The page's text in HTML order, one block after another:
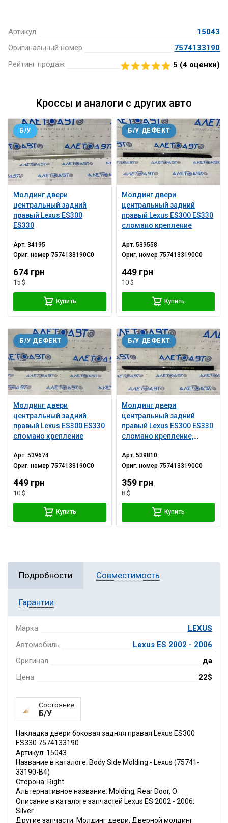
Артикул
15043
Оригинальный номер
7574133190
Рейтинг продаж
5 (4 оценки)
Кроссы и аналоги с других авто
Молдинг двери
центральный задний
правый Lexus ES300
ES330
Б/У
Арт.34195
Ориг. номер 7574133190C0
674 грн
15 $
Купить
Молдинг двери
центральный задний
правый Lexus ES300 ES330
сломано крепление
Б/У ДЕФЕКТ
Арт.539558
Ориг. номер 7574133190C0
449 грн
10 $
Купить
Молдинг двери
центральный задний
правый Lexus ES300 ES330
сломано крепление
Б/У ДЕФЕКТ
Арт.539674
Ориг. номер 7574133190C0
449 грн
10 $
Купить
Молдинг двери
центральный задний
правый Lexus ES300 ES330
сломано крепление,
Б/У ДЕФЕКТ
Арт.539810
Ориг. номер 7574133190C0
359 грн
8 $
Купить
Подробности Совместимость
Гарантии
Марка
LEXUS
Автомобиль
Lexus ES 2002 - 2006
Оригинал
да
Цена
22$
Состояние
Б/У
Накладка двери боковая задняя правая Lexus ES300
ES330 7574133190
Артикул: 15043
Название в каталоге: Body Side Molding - Lexus (75741-
33190-B4)
Сторона: Right
Альтернативное название: Molding, Rear Door, O
Описание в каталоге запчастей Lexus ES 2002 - 2006:
Silver.
Другие запчасти: Молдинг двери, Дверной молдинг